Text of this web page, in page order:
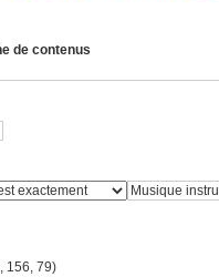
de contenus
156, 79)